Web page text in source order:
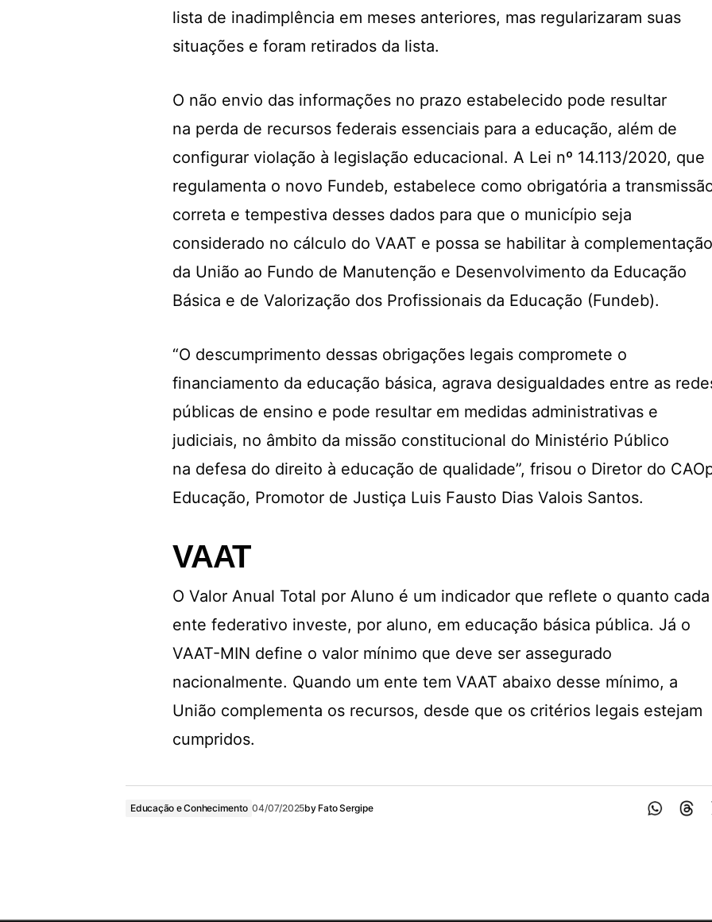
lista de inadimplência em meses anteriores, mas regularizaram suas
situações e foram retirados da lista.
O não envio das informações no prazo estabelecido pode resultar
na perda de recursos federais essenciais para a educação, além de
configurar violação à legislação educacional. A Lei nº 14.113/2020, que
regulamenta o novo Fundeb, estabelece como obrigatória a
correta e tempestiva desses dados para que o município seja
considerado no cálculo do VAAT e possa se habilitar à complementação
da União ao Fundo de Manutenção e Desenvolvimento da Educação
Básica e de Valorização dos Profissionais da Educação (Fundeb).
“O descumprimento dessas obrigações legais compromete o
financiamento da educação básica, agrava desigualdades entre as
públicas de ensino e pode resultar em medidas administrativas e
judiciais, no âmbito da missão constitucional do Ministério Público
na defesa do direito à educação de qualidade”, frisou o Diretor do
Educação, Promotor de Justiça Luis Fausto Dias Valois Santos.
VAAT
O Valor Anual Total por Aluno é um indicador que reflete o quanto cada
ente federativo investe, por aluno, em educação básica pública. Já o
VAAT-MIN define o valor mínimo que deve ser assegurado
nacionalmente. Quando um ente tem VAAT abaixo desse mínimo, a
União complementa os recursos, desde que os critérios legais estejam
cumpridos.
Educação e Conhecimento 04/07/2025by Fato Sergipe